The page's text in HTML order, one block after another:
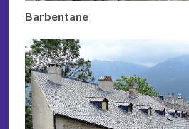
Barbentane